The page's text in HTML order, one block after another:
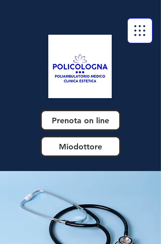
Prenota on line
Miodottore